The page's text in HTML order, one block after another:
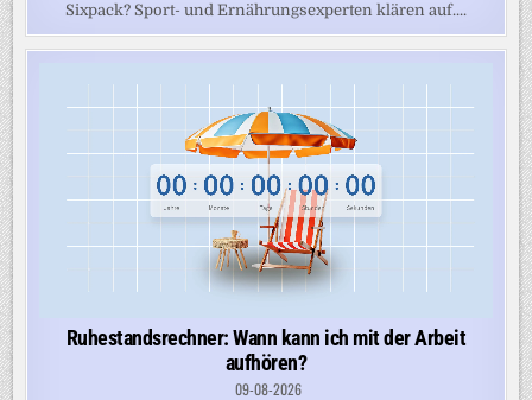
Sixpack? Sport- und Ernährungsexperten klären auf....
Ruhestandsrechner: Wann kann ich mit der Arbeit
aufhören?
09-08-2026